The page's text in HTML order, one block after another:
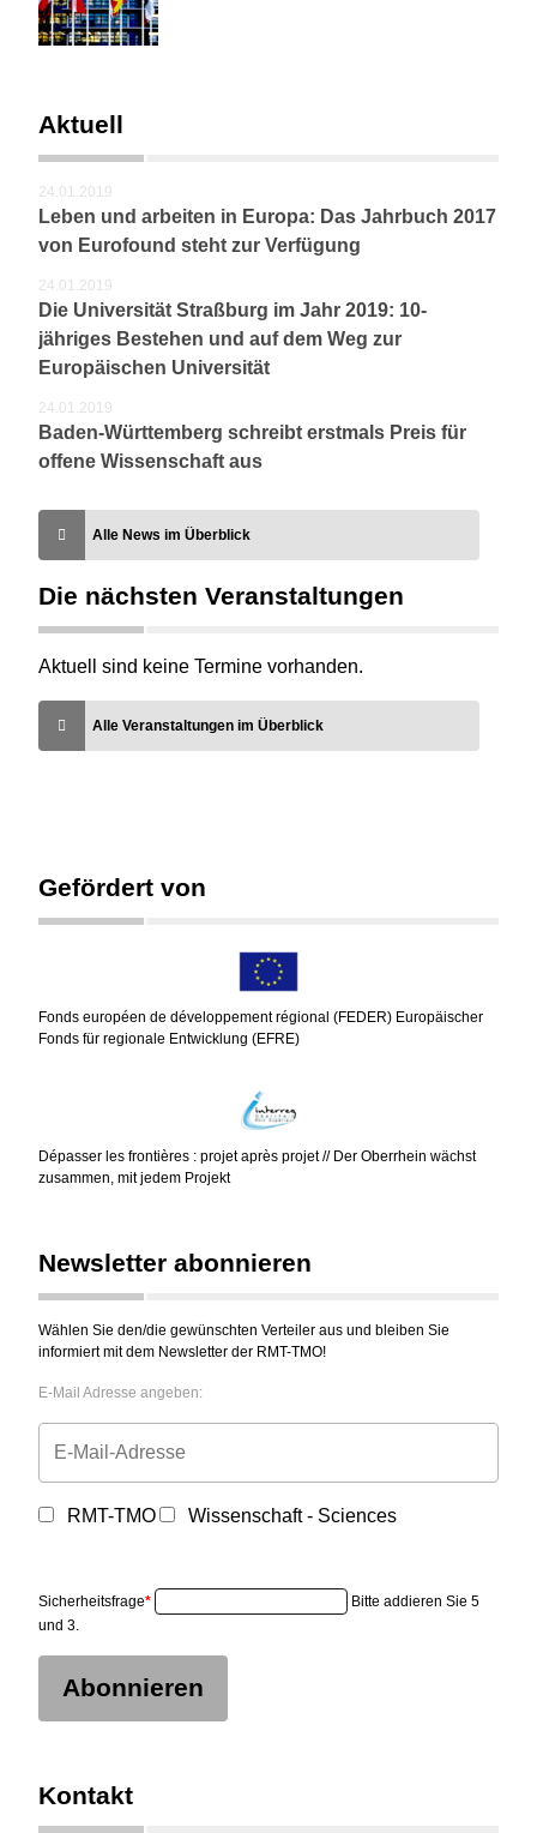
Aktuell
24.01.2019
Leben und arbeiten in Europa: Das Jahrbuch 2017
von Eurofound steht zur Verfügung
24.01.2019
Die Universität Straßburg im Jahr 2019: 10-
jähriges Bestehen und auf dem Weg zur
Europäischen Universität
24.01.2019
Baden-Württemberg schreibt erstmals Preis für
offene Wissenschaft aus
Alle News im Überblick
Die nächsten Veranstaltungen
Aktuell sind keine Termine vorhanden.
Alle Veranstaltungen im Überblick
Gefördert von
Fonds européen de développement régional (FEDER) Europäischer
Fonds für regionale Entwicklung (EFRE)
Dépasser les frontières : projet après projet // Der Oberrhein wächst
zusammen, mit jedem Projekt
Newsletter abonnieren
Wählen Sie den/die gewünschten Verteiler aus und bleiben Sie
informiert mit dem Newsletter der RMT-TMO!
E-Mail Adresse angeben:
RMT-TMO Wissenschaft - Sciences
Sicherheitsfrage*
Bitte addieren Sie 5
und 3.
Abonnieren
Kontakt